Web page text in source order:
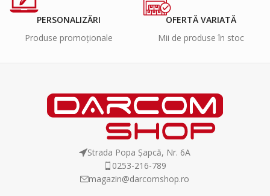
PERSONALIZĂRI
Produse promoționale
OFERTĂ VARIATĂ
Mii de produse în stoc
Strada Popa Șapcă, Nr. 6A
0253-216-789
magazin@darcomshop.ro